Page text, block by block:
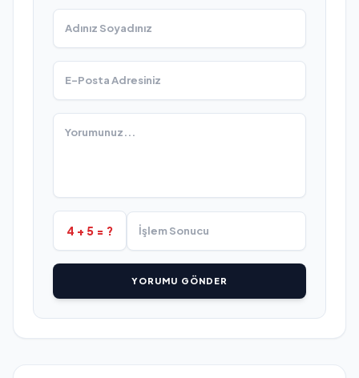
4 + 5 = ?
YORUMU GÖNDER